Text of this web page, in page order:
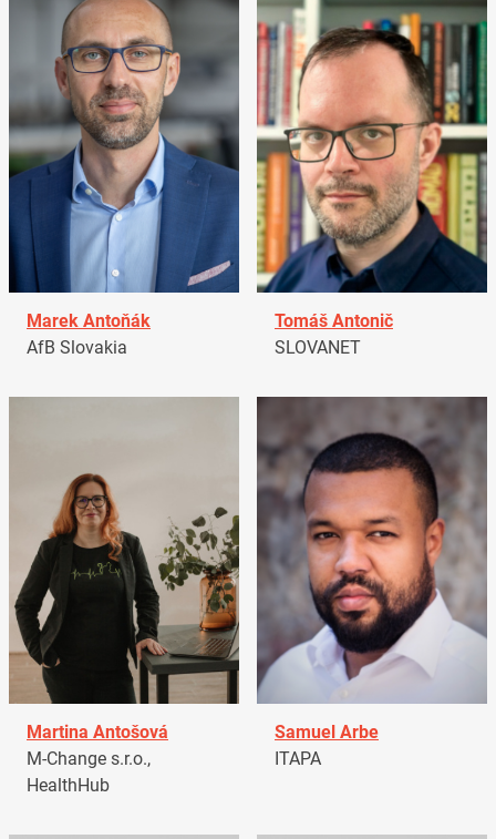
Marek Antoňák
AfB Slovakia
Tomáš Antonič
SLOVANET
Martina Antošová
M-Change s.r.o.,
HealthHub
Samuel Arbe
ITAPA